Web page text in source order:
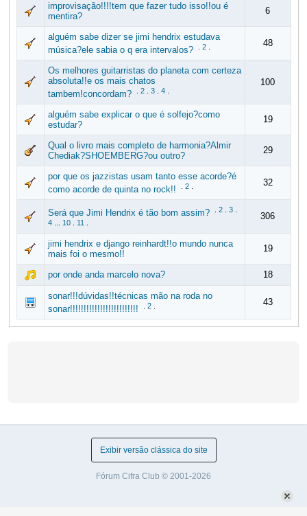
improvisação!!!!tem que fazer tudo isso!!ou é
mentira?
6
alguém sabe dizer se jimi hendrix estudava
música?ele sabia o q era intervalos?
2. 48
Os melhores guitarristas do planeta com certeza
absoluta!!e os mais chatos
tambem!concordam?
2. 3. 4.
100
alguém sabe explicar o que é solfejo?como
estudar?
19
Qual o livro mais completo de harmonia?Almir
Chediak?SHOEMBERG?ou outro?
29
por que os jazzistas usam tanto esse acorde?é
como acorde de quinta no rock!!
2. 32
Será que Jimi Hendrix é tão bom assim? 2. 3.
4... 10. 11
306
jimi hendrix e django reinhardt!!o mundo nunca
mais foi o mesmo!!
19
por onde anda marcelo nova? 18
sonar!!!dúvidas!!técnicas mão na roda no
sonar!!!!!!!!!!!!!!!!!!!!!!!!!
2. 43
Exibir versão clássica do site
Fórum Cifra Club © 2001-2026